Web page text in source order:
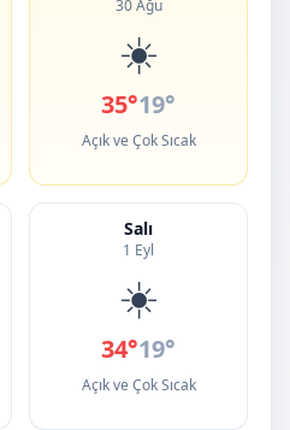
30 Ağu
☀️
35°19°
Açık ve Çok Sıcak
Salı
1 Eyl
☀️
34°19°
Açık ve Çok Sıcak